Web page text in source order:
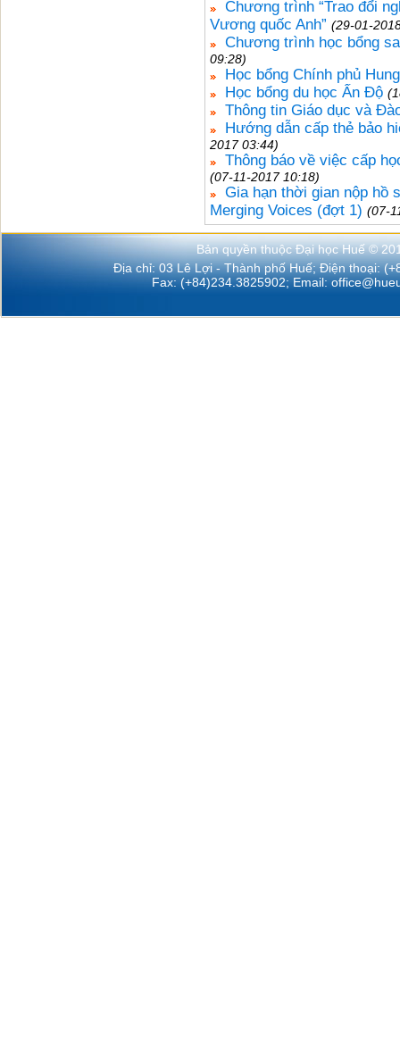
Chương trình “Trao đổi
Vương quốc Anh” (29-01-
Chương trình học bổng
09:28)
Học bổng Chính phủ
Học bổng du học Ấn Độ
Thông tin Giáo dục và
Hướng dẫn cấp thẻ bảo
2017 03:44)
Thông báo về việc cấp
(07-11-2017 10:18)
Gia hạn thời gian nộp hồ
Merging Voices (đợt 1) (07-
Bản quyền thuộc Đại học Huế ©
Địa chỉ: 03 Lê Lợi - Thành phố Huế; Điện thoại:
Fax: (+84)234.3825902; Email: